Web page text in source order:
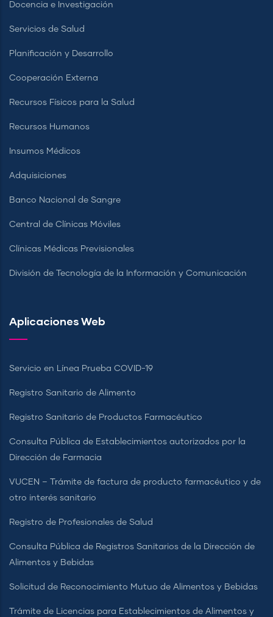
Docencia e Investigación
Servicios de Salud
Planificación y Desarrollo
Cooperación Externa
Recursos Físicos para la Salud
Recursos Humanos
Insumos Médicos
Adquisiciones
Banco Nacional de Sangre
Central de Clínicas Móviles
Clínicas Médicas Previsionales
División de Tecnología de la Información y Comunicación
Aplicaciones Web
Servicio en Línea Prueba COVID-19
Registro Sanitario de Alimento
Registro Sanitario de Productos Farmacéutico
Consulta Pública de Establecimientos autorizados por la
Dirección de Farmacia
VUCEN – Trámite de factura de producto farmacéutico y de
otro interés sanitario
Registro de Profesionales de Salud
Consulta Pública de Registros Sanitarios de la Dirección de
Alimentos y Bebidas
Solicitud de Reconocimiento Mutuo de Alimentos y Bebidas
Trámite de Licencias para Establecimientos de Alimentos y